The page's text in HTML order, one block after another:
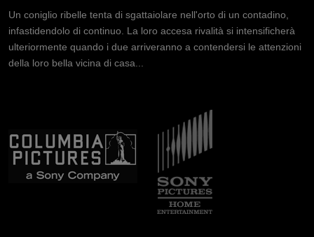
Un coniglio ribelle tenta di sgattaiolare nell'orto di un contadino,
infastidendolo di continuo. La loro accesa rivalità si intensificherà
ulteriormente quando i due arriveranno a contendersi le attenzioni
della loro bella vicina di casa...
Immagine